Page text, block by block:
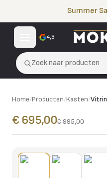
Summer
4,3
Zoek naar producten
Home/Producten/Kasten/
€ 695,00€ 995,00